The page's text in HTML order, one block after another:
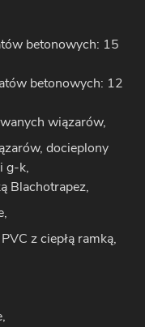
betonowych: 15
betonowych: 12
wiązarów,
docieplony
g-k,
Blachotrapez,
z ciepłą ramką,